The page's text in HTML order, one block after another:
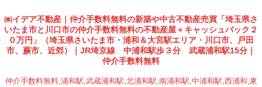
㈱イデア不動産｜仲介手数料無料の新築や中古不動産売買「埼玉県さ
いたま市と川口市の仲介手数料無料の不動産屋＋キャッシュバック２
０万円」（埼玉県さいたま市・浦和＆大宮駅エリア・川口市、戸田
市、蕨市、近郊）｜JR埼京線 中浦和駅歩３分 武蔵浦和駅15分｜
仲介手数料無料
仲介手数料無料,浦和駅,武蔵浦和駅,北浦和駅,南浦和駅,中浦和駅,西浦和,東